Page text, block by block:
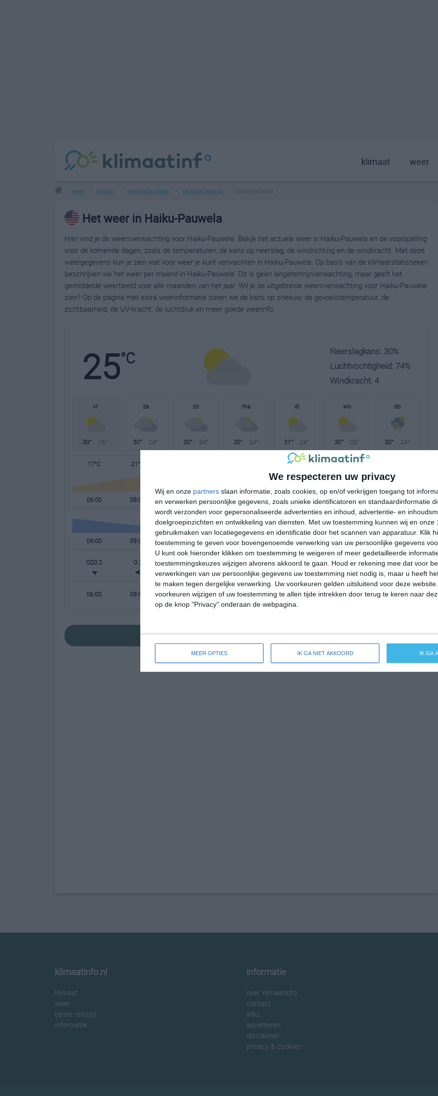
We respecteren uw privacy
Wij en onze partners slaan informatie, zoals cookies, op en/of verkrijgen toegang tot
en verwerken persoonlijke gegevens, zoals unieke identificatoren en standaardinformatie
wordt verzonden voor gepersonaliseerde advertenties en inhoud, advertentie- en
doelgroepinzichten en ontwikkeling van diensten.
Met uw toestemming kunnen wij en onze
gebruikmaken van locatiegegevens en identificatie door het scannen van apparatuur. Klik
toestemming te geven voor bovengenoemde verwerking van uw persoonlijke gegevens
U kunt ook hieronder klikken om toestemming te weigeren of meer gedetailleerde
toestemmingskeuzes wijzigen alvorens akkoord te gaan.
Houd er rekening mee dat voor
verwerkingen van uw persoonlijke gegevens uw toestemming niet nodig is, maar u heeft
te maken tegen dergelijke verwerking. Uw voorkeuren gelden uitsluitend voor deze
voorkeuren wijzigen of uw toestemming te allen tijde intrekken door terug te keren naar
op de knop "Privacy" onderaan de webpagina.
MEER OPTIES IK GA NIET AKKOORD IK GA
klimaat weer
weer landen verenigde staten de staat hawaii
Het weer in Haiku-Pauwela
Hier vind je de weersverwachting voor Haiku-Pauwela. Bekijk het actuele weer in Haiku-Pauwela en de voorspelling
voor de komende dagen, zoals de temperaturen, de kans op neerslag, de windrichting en de windkracht. Met deze
weergegevens kun je zien wat voor weer je kunt verwachten in Haiku-Pauwela. Op basis van de klimaatstatistieken
beschrijven we het weer per maand in Haiku-Pauwela. Dit is geen langetermijnverwachting, maar geeft het
gemiddelde weerbeeld voor alle maanden van het jaar. Wil je de uitgebreide weersverwachting voor Haiku-Pauwela
zien? Op de pagina met extra weerinformatie tonen we de kans op sneeuw, de gevoelstemperatuur, de
zichtbaarheid, de UV-kracht, de luchtdruk en meer goede weerinfo.
25°C
Neerslagkans: 30%
Luchtvochtigheid: 74%
Windkracht: 4
vr
30° 16°
za
30° 24°
zo
30° 24°
ma
30° 24°
di
31° 24°
wo
30° 23°
do
30° 24°
17°C 21°C 18°C 17°C
06:00 09:00 12:00 15:00 18:00 21:00 00:00 03:00
06:00 09:00 12:00 15:00 18:00 21:00 00:00 03:00
OZO 2 O 2 ONO 3 ONO 3 O 3 O 3 O 3 O 3
06:00 09:00 12:00 15:00 18:00 21:00 00:00 03:00
bekijk de uitgebreide weersverwachting voor Haiku-Pauwela
klimaatinfo.nl
klimaat
weer
beste reistijd
informatie
informatie
over klimaatinfo
contact
links
adverteren
disclaimer
privacy & cookies